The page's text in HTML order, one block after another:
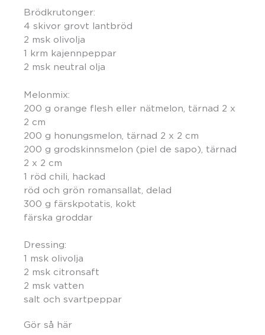
Brödkrutonger:
4 skivor grovt lantbröd
2 msk olivolja
1 krm kajennpeppar
2 msk neutral olja
Melonmix:
200 g orange flesh eller nätmelon, tärnad 2 x
2 cm
200 g honungsmelon, tärnad 2 x 2 cm
200 g grodskinnsmelon (piel de sapo), tärnad
2 x 2 cm
1 röd chili, hackad
röd och grön romansallat, delad
300 g färskpotatis, kokt
färska groddar
Dressing:
1 msk olivolja
2 msk citronsaft
2 msk vatten
salt och svartpeppar
Gör så här